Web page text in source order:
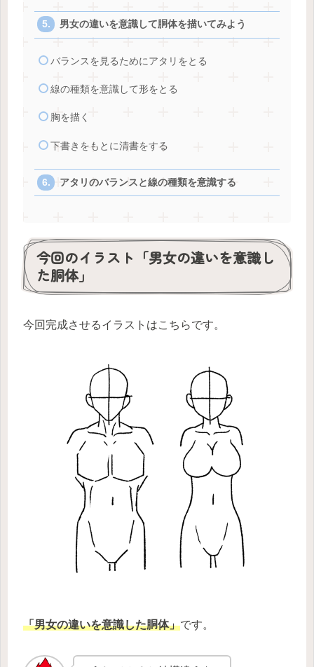
男女の違いを意識して胴体を描いてみよう
バランスを見るためにアタリをとる
線の種類を意識して形をとる
胸を描く
下書きをもとに清書をする
アタリのバランスと線の種類を意識する
今回のイラスト「男女の違いを意識し
た胴体」
今回完成させるイラストはこちらです。
「男女の違いを意識した胴体」です。